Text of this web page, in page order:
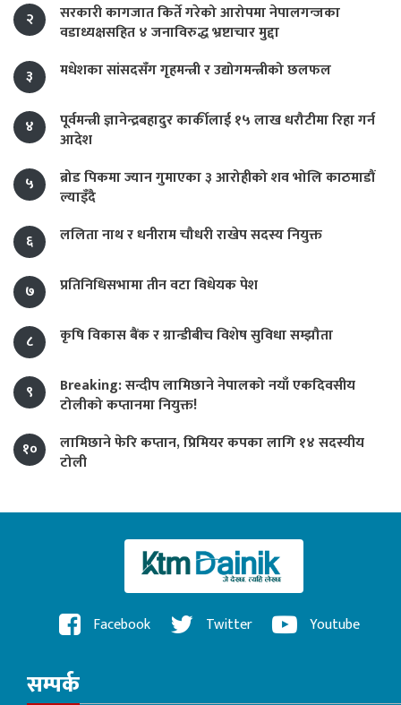
२
सरकारी कागजात किर्ते गरेको आरोपमा नेपालगन्जका
वडाध्यक्षसहित ४ जनाविरुद्ध भ्रष्टाचार मुद्दा
३
मधेशका सांसदसँग गृहमन्त्री र उद्योगमन्त्रीको छलफल
४
पूर्वमन्त्री ज्ञानेन्द्रबहादुर कार्कीलाई १५ लाख धरौटीमा रिहा गर्न
आदेश
५
ब्रोड पिकमा ज्यान गुमाएका ३ आरोहीको शव भोलि काठमाडौं
ल्याइँदै
६
ललिता नाथ र धनीराम चौधरी राखेप सदस्य नियुक्त
७ प्रतिनिधिसभामा तीन वटा विधेयक पेश
८ कृषि विकास बैंक र ग्रान्डीबीच विशेष सुविधा सम्झौता
९
Breaking: सन्दीप लामिछाने नेपालको नयाँ एकदिवसीय
टोलीको कप्तानमा नियुक्त!
१०
लामिछाने फेरि कप्तान, प्रिमियर कपका लागि १४ सदस्यीय
टोली
Facebook Twitter Youtube
सम्पर्क